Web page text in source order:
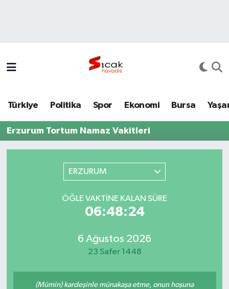
Türkiye Politika Spor Ekonomi Bursa
Erzurum Tortum Namaz Vakitleri
ERZURUM
ÖĞLE VAKTINE KALAN SÜRE
06:48:24
6 Ağustos 2026
23 Safer 1448
(Mümin) kardeşinle münakaşa etme, onun hoşuna
Politika
Sağlık
Tüm Manşetler
Son Dakika Haberleri
Haber Arşivi